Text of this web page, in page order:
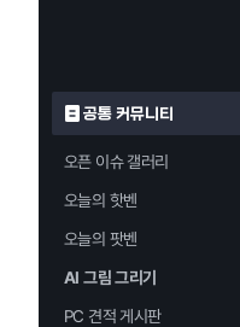
공통 커뮤니티
오픈 이슈 갤러리
오늘의 핫벤
오늘의 팟벤
AI 그림 그리기
PC 견적 게시판